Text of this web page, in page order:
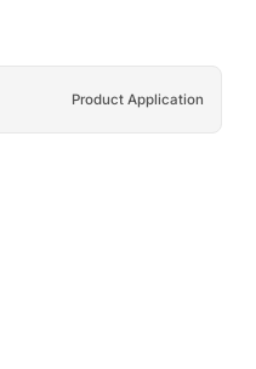
Product Application